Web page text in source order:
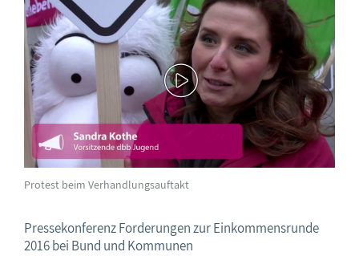
Protest beim Verhandlungsauftakt
Pressekonferenz Forderungen zur Einkommensrunde
2016 bei Bund und Kommunen